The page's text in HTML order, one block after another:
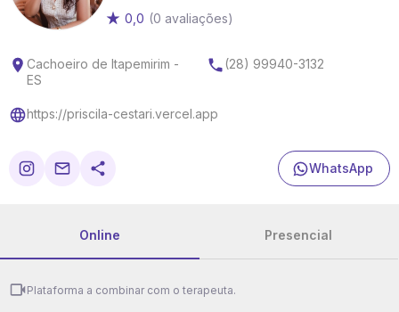
0,0 (0 avaliações)
Cachoeiro de Itapemirim -
ES
(28) 99940-3132
https://priscila-cestari.vercel.app
WhatsApp
Online Presencial
Plataforma a combinar com o terapeuta.